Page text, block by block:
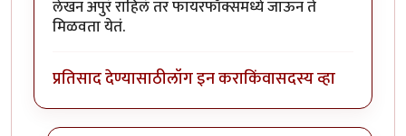
लेखन अपुरं राहिलं तर फायरफॉक्समध्ये जाऊन ते
मिळवता येतं.
प्रतिसाद देण्यासाठीलॉग इन कराकिंवासदस्य व्हा